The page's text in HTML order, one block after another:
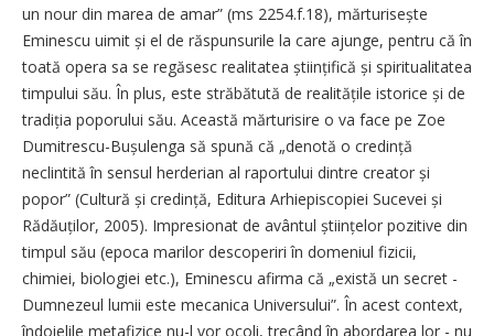
un nour din marea de amar” (ms 2254.f.18), mărturisește
Eminescu uimit și el de răspunsurile la care ajunge, pentru că în
toată opera sa se regăsesc realitatea științifică și spiritualitatea
timpului său. În plus, este străbătută de realitățile istorice și de
tradiția poporului său. Această mărturisire o va face pe Zoe
Dumitrescu-Bușulenga să spună că „denotă o credință
neclintită în sensul herderian al raportului dintre creator și
popor” (Cultură și credință, Editura Arhiepiscopiei Sucevei și
Rădăuților, 2005). Impresionat de avântul științelor pozitive din
timpul său (epoca marilor descoperiri în domeniul fizicii,
chimiei, biologiei etc.), Eminescu afirma că „există un secret -
Dumnezeul lumii este mecanica Universului”. În acest context,
îndoielile metafizice nu-l vor ocoli, trecând în abordarea lor - nu